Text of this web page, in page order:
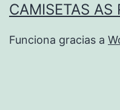
CAMISETAS AS
Funciona gracias a